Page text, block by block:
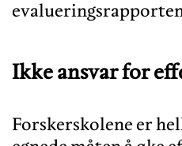
Ikke ansvar for
Forskerskolene er